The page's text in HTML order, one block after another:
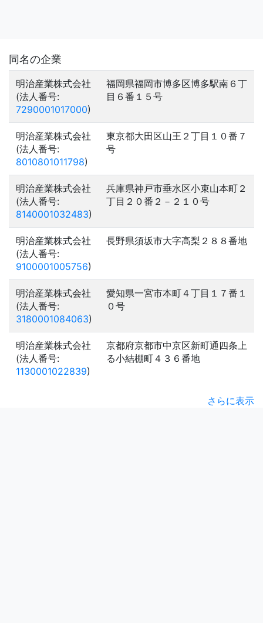
同名の企業
明治産業株式会社
(法人番号:
7290001017000)
福岡県福岡市博多区博多駅南６丁
目６番１５号
明治産業株式会社
(法人番号:
8010801011798)
東京都大田区山王２丁目１０番７
号
明治産業株式会社
(法人番号:
8140001032483)
兵庫県神戸市垂水区小束山本町２
丁目２０番２－２１０号
明治産業株式会社
(法人番号:
9100001005756)
長野県須坂市大字高梨２８８番地
明治産業株式会社
(法人番号:
3180001084063)
愛知県一宮市本町４丁目１７番１
０号
明治産業株式会社
(法人番号:
1130001022839)
京都府京都市中京区新町通四条上
る小結棚町４３６番地
さらに表示